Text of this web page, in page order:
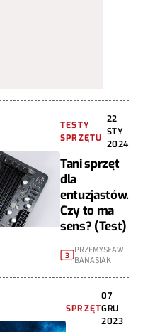
TESTY
SPRZĘTU
22
STY
2024
Tani sprzęt
dla
entuzjastów.
Czy to ma
sens? (Test)
3
PRZEMYSŁAW
BANASIAK
SPRZĘT
07
GRU
2023